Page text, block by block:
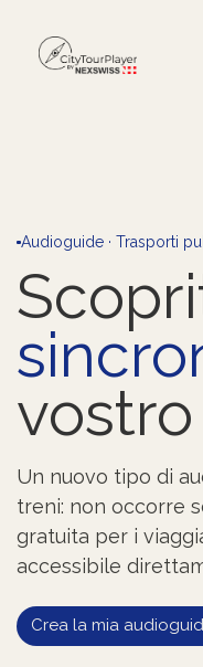
Audioguide · Trasporti
Un nuovo tipo di
treni: non occorre
gratuita per i
accessibile
Crea la mia